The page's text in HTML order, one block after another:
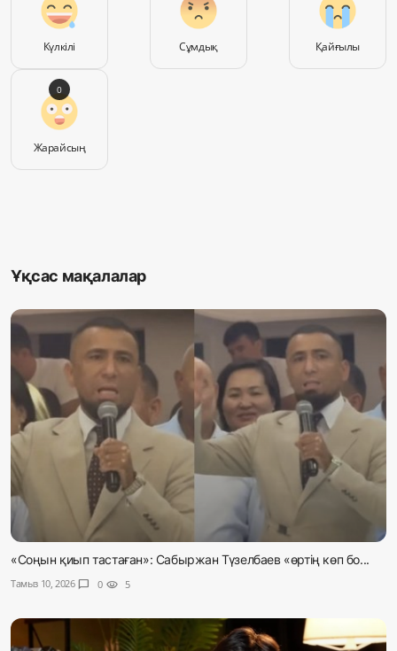
Күлкілі Сұмдық Қайғылы
Жарайсың
0
Ұқсас мақалалар
«Соңын қиып тастаған»: Сабыржан Түзелбаев «өртің көп бо...
Тамыз 10, 2026 chat_bubble 0 visibility 5